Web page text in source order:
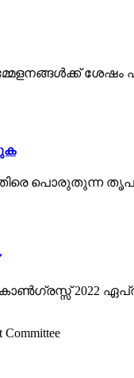
ശേഷം
പൊരുതുന്ന
2022
Committee